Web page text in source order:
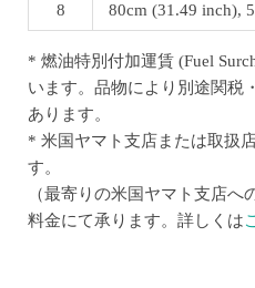
8 80cm (31.49 inch),
* 燃油特別付加運賃 (Fuel
います。 品物により別途関税
あります。
* 米国ヤマト支店または取扱
す。
（最寄りの米国ヤマト支店
料金にて承ります。詳しくは